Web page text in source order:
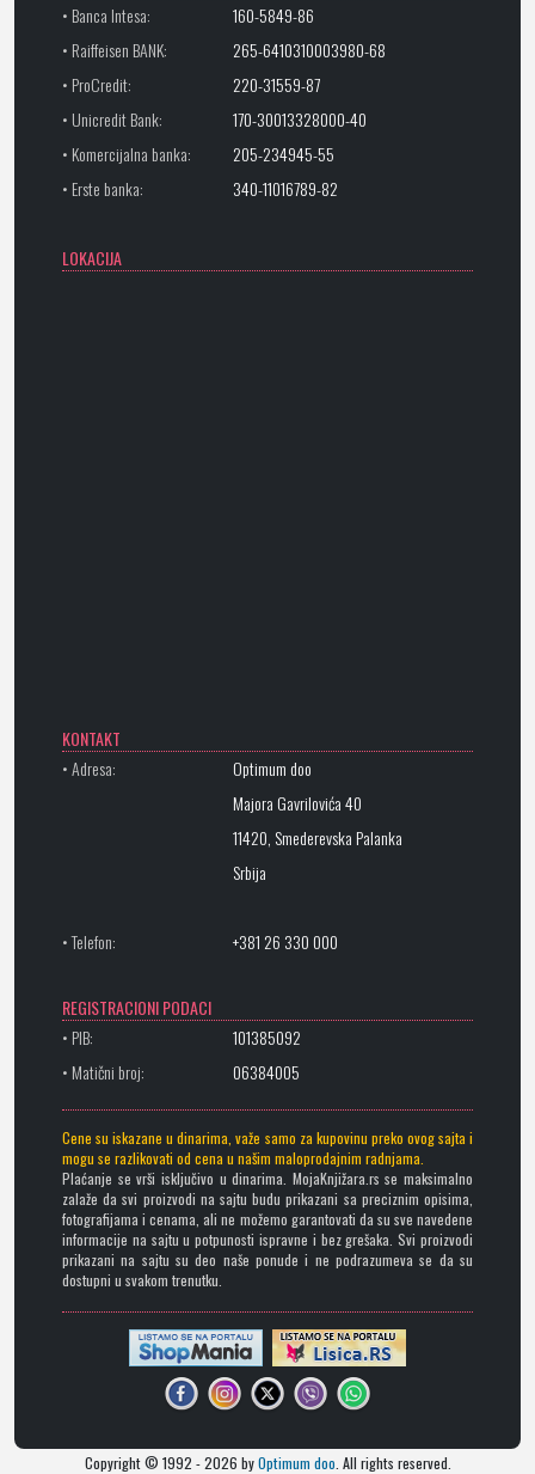
• Banca Intesa:
160-5849-86
• Raiffeisen BANK:
265-6410310003980-68
• ProCredit:
220-31559-87
• Unicredit Bank:
170-30013328000-40
• Komercijalna banka:
205-234945-55
• Erste banka:
340-11016789-82
LOKACIJA
KONTAKT
• Adresa:
Optimum doo
Majora Gavrilovića 40
11420, Smederevska Palanka
Srbija
• Telefon: +381 26 330 000
REGISTRACIONI PODACI
• PIB:
101385092
• Matični broj:
06384005
Cene su iskazane u dinarima, važe samo za kupovinu preko ovog sajta i
mogu se razlikovati od cena u našim maloprodajnim radnjama.
Plaćanje se vrši isključivo u dinarima. MojaKnjižara.rs se maksimalno
zalaže da svi proizvodi na sajtu budu prikazani sa preciznim opisima,
fotografijama i cenama, ali ne možemo garantovati da su sve navedene
informacije na sajtu u potpunosti ispravne i bez grešaka. Svi proizvodi
prikazani na sajtu su deo naše ponude i ne podrazumeva se da su
dostupni u svakom trenutku.
Copyright © 1992 - 2026 byOptimum doo. All rights reserved.